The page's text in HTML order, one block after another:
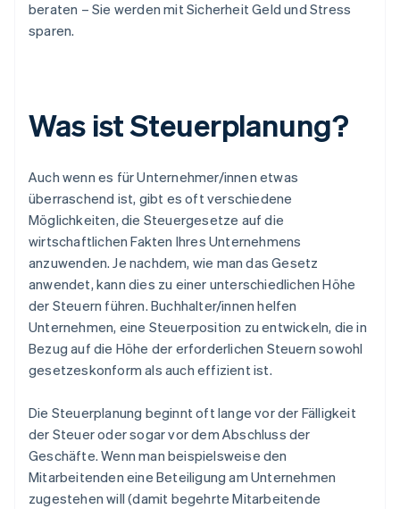
beraten – Sie werden mit Sicherheit Geld und Stress
sparen.
Was ist Steuerplanung?
Auch wenn es für Unternehmer/innen etwas
überraschend ist, gibt es oft verschiedene
Möglichkeiten, die Steuergesetze auf die
wirtschaftlichen Fakten Ihres Unternehmens
anzuwenden. Je nachdem, wie man das Gesetz
anwendet, kann dies zu einer unterschiedlichen Höhe
der Steuern führen. Buchhalter/innen helfen
Unternehmen, eine Steuerposition zu entwickeln, die in
Bezug auf die Höhe der erforderlichen Steuern sowohl
gesetzeskonform als auch effizient ist.
Die Steuerplanung beginnt oft lange vor der Fälligkeit
der Steuer oder sogar vor dem Abschluss der
Geschäfte. Wenn man beispielsweise den
Mitarbeitenden eine Beteiligung am Unternehmen
zugestehen will (damit begehrte Mitarbeitende